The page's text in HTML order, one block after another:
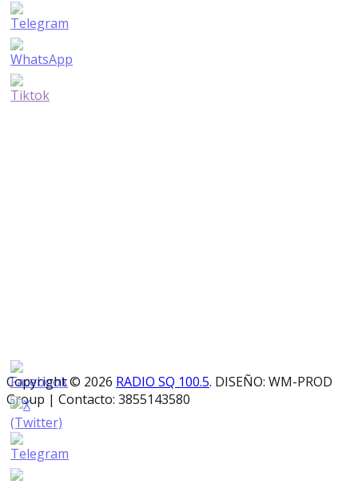
Copyright © 2026 RADIO SQ 100.5. DISEÑO: WM-PROD
Group | Contacto: 3855143580